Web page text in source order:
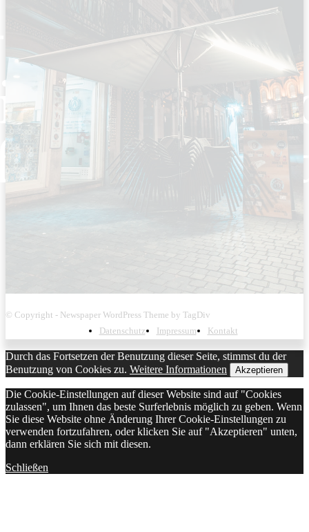
© Copyright - Newspaper WordPress Theme by TagDiv
Datenschutz
Impressum Kontakt
Durch das Fortsetzen der Benutzung dieser Seite, stimmst du der
Benutzung von Cookies zu. Weitere Informationen Akzeptieren
Die Cookie-Einstellungen auf dieser Website sind auf "Cookies
zulassen", um Ihnen das beste Surferlebnis möglich zu geben. Wenn
Sie diese Website ohne Änderung Ihrer Cookie-Einstellungen zu
verwenden fortzufahren, oder klicken Sie auf "Akzeptieren" unten,
dann erklären Sie sich mit diesen.
Schließen